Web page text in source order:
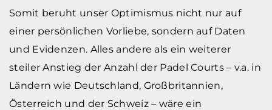
Somit beruht unser Optimismus nicht nur auf
einer persönlichen Vorliebe, sondern auf Daten
und Evidenzen. Alles andere als ein weiterer
steiler Anstieg der Anzahl der Padel Courts – v.a. in
Ländern wie Deutschland, Großbritannien,
Österreich und der Schweiz – wäre ein